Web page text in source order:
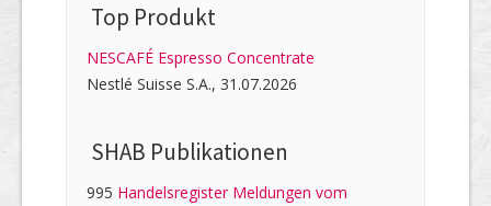
Top Produkt
NESCAFÉ Espresso Concentrate
Nestlé Suisse S.A., 31.07.2026
SHAB Publi­kati­onen
995 Handelsregister Meldungen vom